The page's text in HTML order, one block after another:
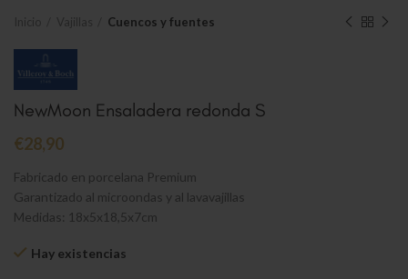
Cuencos y fuentes
NewMoon Ensaladera redonda S
€28,90
Fabricado en porcelana Premium
Garantizado al microondas y al lavavajillas
Medidas: 18x5x18,5x7cm
Hay existencias